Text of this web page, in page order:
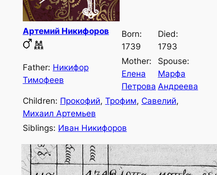
Артемий Никифоров
Born:
1739
Died:
1793
Father: Никифор
Тимофеев
Mother:
Елена
Петрова
Spouse:
Марфа
Андреева
Children: Прокофий, Трофим, Савелий,
Михаил Артемьев
Siblings: Иван Никифоров